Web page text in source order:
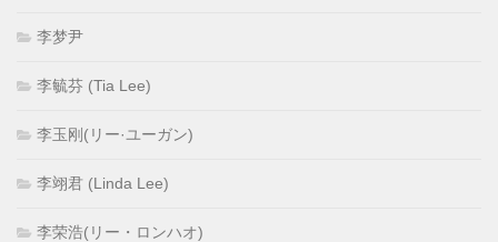
李梦尹
李毓芬 (Tia Lee)
李玉刚(リー·ユーガン)
李翊君 (Linda Lee)
李荣浩(リー・ロンハオ)